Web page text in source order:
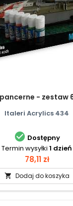
- zestaw
Italeri Acrylics 434
 Dostępny
Termin wysyłki 1 dzień
Cena
78,11 zł
 Dodaj do koszyka